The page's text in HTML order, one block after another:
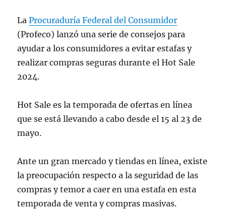
LaProcuraduría Federal del Consumidor
(Profeco) lanzó una serie de consejos para
ayudar a los consumidores a evitar estafas y
realizar compras seguras durante el Hot Sale
2024.
Hot Sale es la temporada de ofertas en línea
que se está llevando a cabo desde el 15 al 23 de
mayo.
Ante un gran mercado y tiendas en línea, existe
la preocupación respecto a la seguridad de las
compras y temor a caer en una estafa en esta
temporada de venta y compras masivas.